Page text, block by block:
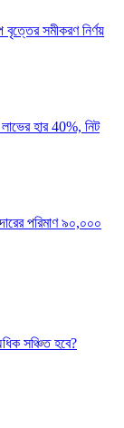
সমীকরণ নির্ণয়
হার 40%, নিট
পরিমাণ ৯০,০০০
সঞ্চিত হবে?